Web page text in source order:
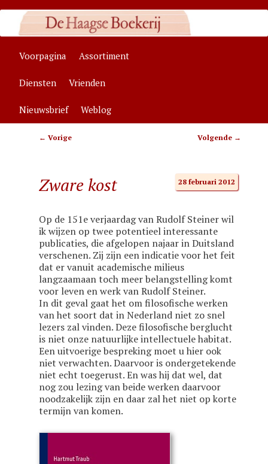
Zelfstandige algemene boekhandel in Den Haag, specialisaties:
antroposofie, wenskaarten
Spring
naar
de
primaire
Spring
naar
de
secundaire
Voorpagina Assortiment
Diensten Vrienden
Nieuwsbrief Weblog
Bericht
← Vorige Volgende →
Zware kost 28 februari 2012
Op de 151e verjaardag van Rudolf Steiner wil
ik wijzen op twee potentieel interessante
publicaties, die afgelopen najaar in Duitsland
verschenen. Zij zijn een indicatie voor het feit
dat er vanuit academische milieus
langzaamaan toch meer belangstelling komt
voor leven en werk van Rudolf Steiner.
In dit geval gaat het om filosofische werken
van het soort dat in Nederland niet zo snel
lezers zal vinden. Deze filosofische berglucht
is niet onze natuurlijke intellectuele habitat.
Een uitvoerige bespreking moet u hier ook
niet verwachten. Daarvoor is ondergetekende
niet echt toegerust. En was hij dat wel, dat
nog zou lezing van beide werken daarvoor
noodzakelijk zijn en daar zal het niet op korte
termijn van komen.